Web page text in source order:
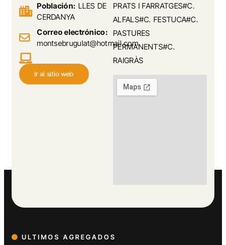
PRATS I FARRATGES#C.
ALFALS#C. FESTUCA#C.
PASTURES
PERMANENTS#C.
RAIGRÀS
Población: LLES DE
CERDANYA
Correo electrónico:
montsebrugulat@hotmail.com
Ir al sitio web
ULTIMOS AGREGADOS